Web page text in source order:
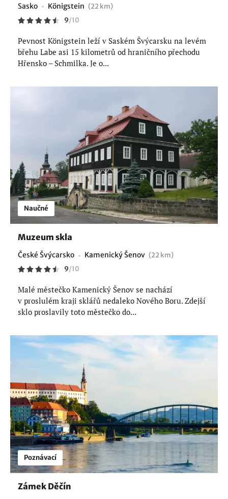
Sasko Königstein (22 km)
9/10
Pevnost Königstein leží v Saském Švýcarsku na levém
břehu Labe asi 15 kilometrů od hraničního přechodu
Hřensko – Schmilka. Je o...
Naučné
Muzeum skla
České Švýcarsko Kamenický Šenov (22 km)
9/10
Malé městečko Kamenický Šenov se nachází
v proslulém kraji sklářů nedaleko Nového Boru. Zdejší
sklo proslavily toto městečko do...
Poznávací
Zámek Děčín